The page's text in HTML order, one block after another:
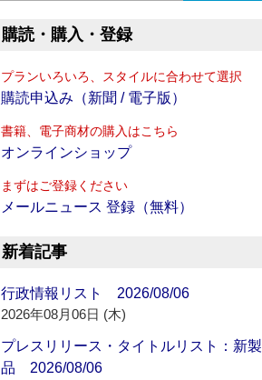
購読・購入・登録
プランいろいろ、スタイルに合わせて選択
購読申込み（新聞 / 電子版）
書籍、電子商材の購入はこちら
オンラインショップ
まずはご登録ください
メールニュース 登録（無料）
新着記事
行政情報リスト 2026/08/06
2026年08月06日 (木)
プレスリリース・タイトルリスト：新製
品 2026/08/06